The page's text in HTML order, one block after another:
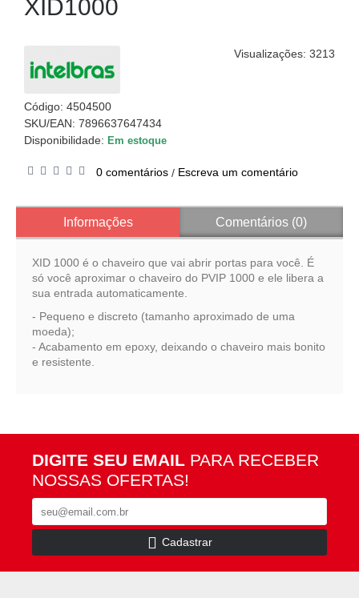
XID1000
Visualizações: 3213
Código: 4504500
SKU/EAN: 7896637647434
Disponibilidade: Em estoque
0 comentários / Escreva um comentário
Informações Comentários (0)
XID 1000 é o chaveiro que vai abrir portas para você. É
só você aproximar o chaveiro do PVIP 1000 e ele libera a
sua entrada automaticamente.
- Pequeno e discreto (tamanho aproximado de uma
moeda);
- Acabamento em epoxy, deixando o chaveiro mais bonito
e resistente.
DIGITE SEU EMAIL PARA RECEBER
NOSSAS OFERTAS!
Cadastrar